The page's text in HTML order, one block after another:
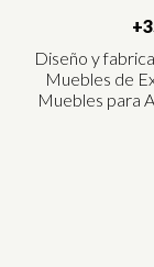
Diseño y
Muebles de
Muebles para